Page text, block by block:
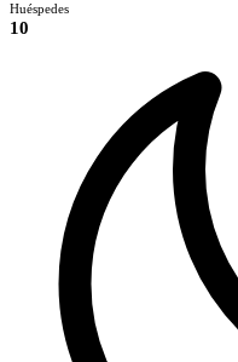
Huéspedes
10